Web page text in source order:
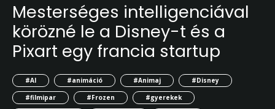
Mesterséges intelligenciával
körözné le a Disney-t és a
Pixart egy francia startup
#AI #animáció #Animaj
#Disney
#filmipar
#Frozen
#gyerekek